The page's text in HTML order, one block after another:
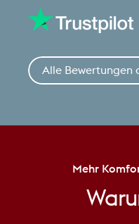
Alle Bewertungen
Mehr